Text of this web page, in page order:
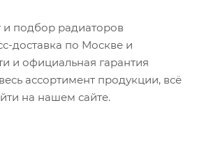
и подбор радиаторов
доставка по Москве и
и официальная гарантия
ассортимент продукции, всё
на нашем сайте.